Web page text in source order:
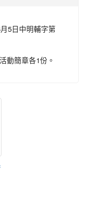
5日中明輔字第
動簡章各1份。